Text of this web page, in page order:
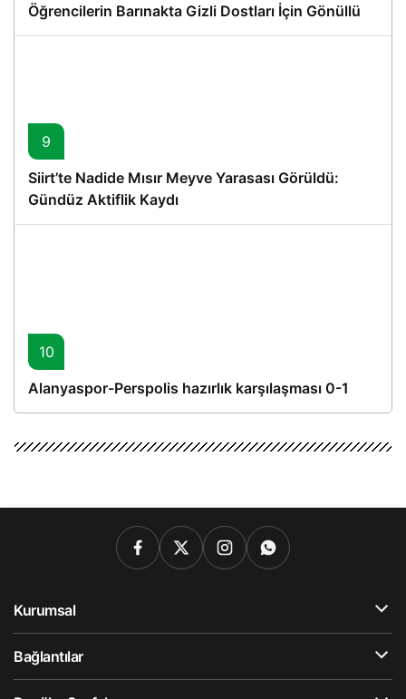
Öğrencilerin Barınakta Gizli Dostları İçin Gönüllü
Proje
9
Siirt’te Nadide Mısır Meyve Yarasası Görüldü:
Gündüz Aktiflik Kaydı
10
Alanyaspor-Perspolis hazırlık karşılaşması 0-1
Kurumsal
Bağlantılar